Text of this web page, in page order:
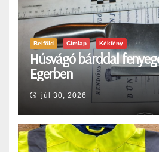
Belföld Címlap Kékfény
Húsvágó bárddal
Egerben
júl 30, 2026